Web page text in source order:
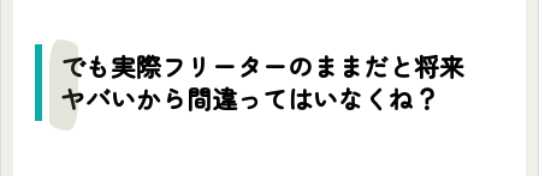
でも実際フリーターのままだと将来
ヤバいから間違ってはいなくね？